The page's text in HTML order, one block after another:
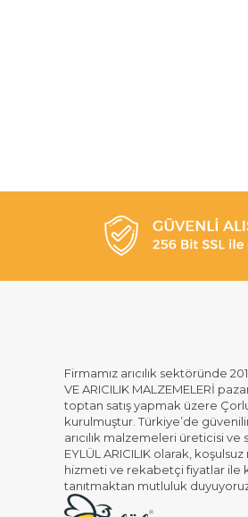
Firmamız arıcılık sektöründe
VE ARICILIK MALZEMELERİ
toptan satış yapmak üzere
kurulmuştur. Türkiye’de
arıcılık malzemeleri üreticisi ve
EYLÜL ARICILIK olarak,
hizmeti ve rekabetçi fiyatlar ile
tanıtmaktan mutluluk